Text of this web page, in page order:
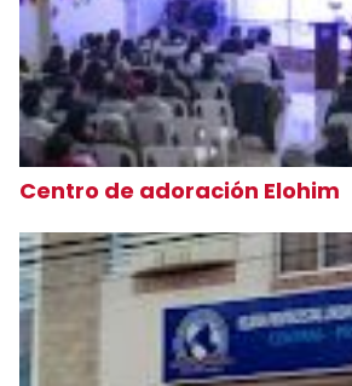
Centro de adoración Elohim